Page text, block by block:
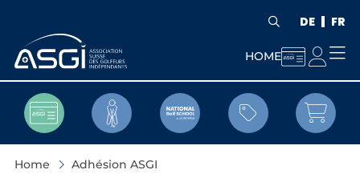
 DE FR
HOME 
 
Home Adhésion ASGI